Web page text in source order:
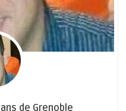
de Grenoble